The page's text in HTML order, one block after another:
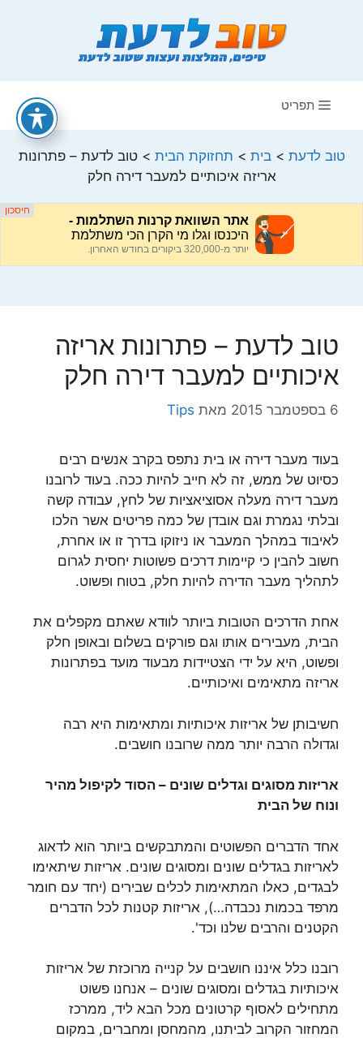
תפריט
טוב לדעת >בית > תחזוקת הבית >טוב לדעת – פתרונות
אריזה איכותיים למעבר דירה חלק
טוב לדעת – פתרונות אריזה
איכותיים למעבר דירה חלק
6 בספטמבר 2015 מאת Tips
בעוד מעבר דירה או בית נתפס בקרב אנשים רבים
כסיוט של ממש, זה לא חייב להיות ככה. בעוד לרובנו
מעבר דירה מעלה אסוציאציות של לחץ, עבודה קשה
ובלתי נגמרת וגם אובדן של כמה פריטים אשר הלכו
לאיבוד במהלך המעבר או ניזוקו בדרך זו או אחרת,
חשוב להבין כי קיימות דרכים פשוטות יחסית לגרום
לתהליך מעבר הדירה להיות חלק, בטוח ופשוט.
אחת הדרכים הטובות ביותר לוודא שאתם מקפלים את
הבית, מעבירים אותו וגם פורקים בשלום ובאופן חלק
ופשוט, היא על ידי הצטיידות מבעוד מועד בפתרונות
אריזה מתאימים ואיכותיים.
חשיבותן של אריזות איכותיות ומתאימות היא רבה
וגדולה הרבה יותר ממה שרובנו חושבים.
אריזות מסוגים וגדלים שונים – הסוד לקיפול מהיר
ונוח של הבית
אחד הדברים הפשוטים והמתבקשים ביותר הוא לדאוג
לאריזות בגדלים שונים ומסוגים שונים. אריזות שיתאימו
לבגדים, כאלו המתאימות לכלים שבירים (יחד עם חומר
מרפד בכמות נכבדה…), אריזות קטנות לכל הדברים
הקטנים והרבים שלנו וכד'.
רובנו כלל איננו חושבים על קנייה מרוכזת של אריזות
איכותיות בגדלים ומסוגים שונים – אנחנו פשוט
מתחילים לאסוף קרטונים מכל הבא ליד, ממרכז
המחזור הקרוב לביתנו, מהמחסן ומחברים, במקום